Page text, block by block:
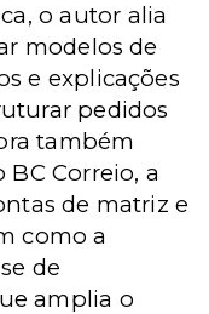
o autor alia
modelos de
e explicações
pedidos
também
Correio, a
de matriz e
como a
de
amplia o